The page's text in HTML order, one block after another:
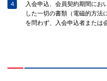
４
入会申込、会員契約期間にお
した一切の書類（電磁的方法
を問わず、入会申込者または